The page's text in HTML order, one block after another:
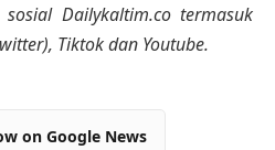
Dailykaltim.co termasuk
Tiktok dan Youtube.
on Google News